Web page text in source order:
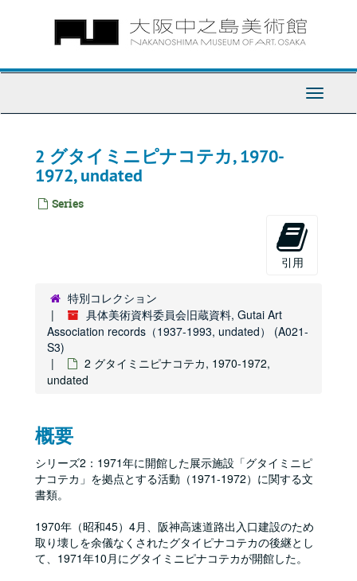
Toggle
2 グタイミニピナコテカ, 1970-
1972, undated
Series
引用
特別コレクション
具体美術資料委員会旧蔵資料, Gutai Art
Association records（1937-1993, undated） (A021-
S3)
2 グタイミニピナコテカ, 1970-1972,
undated
概要
シリーズ2：1971年に開館した展示施設「グタイミニピ
ナコテカ」を拠点とする活動（1971-1972）に関する文
書類。
1970年（昭和45）4月、阪神高速道路出入口建設のため
取り壊しを余儀なくされたグタイピナコテカの後継とし
て、1971年10月にグタイミニピナコテカが開館した。